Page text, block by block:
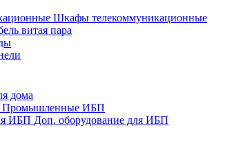
Шкафы телекоммуникационные
витая пара
дома
Промышленные ИБП
Доп. оборудование для ИБП